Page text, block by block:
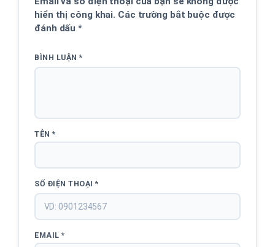
hiển thị công khai. Các trường bắt buộc được
đánh dấu*
BÌNH LUẬN*
TÊN*
SỐ ĐIỆN THOẠI*
EMAIL*